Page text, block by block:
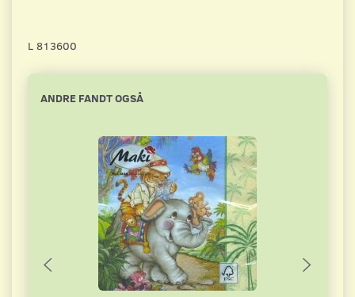
L 813600
ANDRE FANDT OGSÅ